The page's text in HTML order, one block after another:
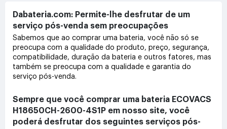
Dabateria.com: Permite-lhe desfrutar de um
serviço pós-venda sem preocupações
Sabemos que ao comprar uma bateria, você não só se
preocupa com a qualidade do produto, preço, segurança,
compatibilidade, duração da bateria e outros fatores, mas
também se preocupa com a qualidade e garantia do
serviço pós-venda.
Sempre que você comprar uma bateria ECOVACS
H18650CH-2600-4S1P em nosso site, você
poderá desfrutar dos seguintes serviços pós-